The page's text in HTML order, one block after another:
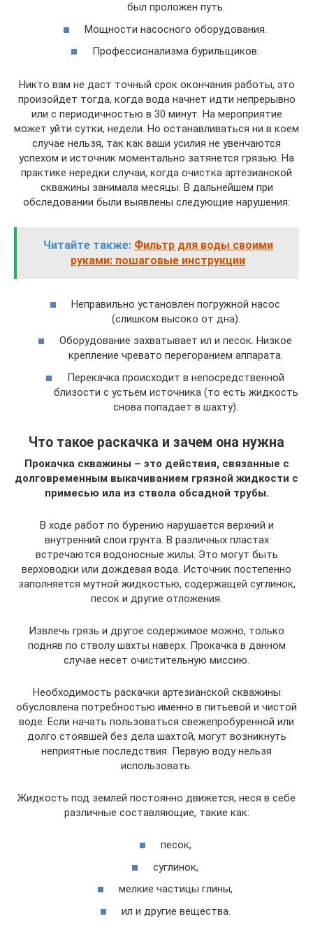
был проложен путь.
Мощности насосного оборудования.
Профессионализма бурильщиков.
Никто вам не даст точный срок окончания работы, это
произойдет тогда, когда вода начнет идти непрерывно
или с периодичностью в 30 минут. На мероприятие
может уйти сутки, недели. Но останавливаться ни в коем
случае нельзя, так как ваши усилия не увенчаются
успехом и источник моментально затянется грязью. На
практике нередки случаи, когда очистка артезианской
скважины занимала месяцы. В дальнейшем при
обследовании были выявлены следующие нарушения:
Читайте также: Фильтр для воды своими
руками: пошаговые инструкции
Неправильно установлен погружной насос
(слишком высоко от дна).
Оборудование захватывает ил и песок. Низкое
крепление чревато перегоранием аппарата.
Перекачка происходит в непосредственной
близости с устьем источника (то есть жидкость
снова попадает в шахту).
Что такое раскачка и зачем она нужна
Прокачка скважины – это действия, связанные с
долговременным выкачиванием грязной жидкости с
примесью ила из ствола обсадной трубы.
В ходе работ по бурению нарушается верхний и
внутренний слои грунта. В различных пластах
встречаются водоносные жилы. Это могут быть
верховодки или дождевая вода. Источник постепенно
заполняется мутной жидкостью, содержащей суглинок,
песок и другие отложения.
Извлечь грязь и другое содержимое можно, только
подняв по стволу шахты наверх. Прокачка в данном
случае несет очистительную миссию.
Необходимость раскачки артезианской скважины
обусловлена потребностью именно в питьевой и чистой
воде. Если начать пользоваться свежепробуренной или
долго стоявшей без дела шахтой, могут возникнуть
неприятные последствия. Первую воду нельзя
использовать.
Жидкость под землей постоянно движется, неся в себе
различные составляющие, такие как:
песок,
суглинок,
мелкие частицы глины,
ил и другие вещества.